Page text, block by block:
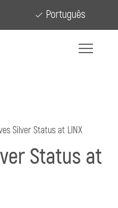
Português
Silver Status at LINX
Status at